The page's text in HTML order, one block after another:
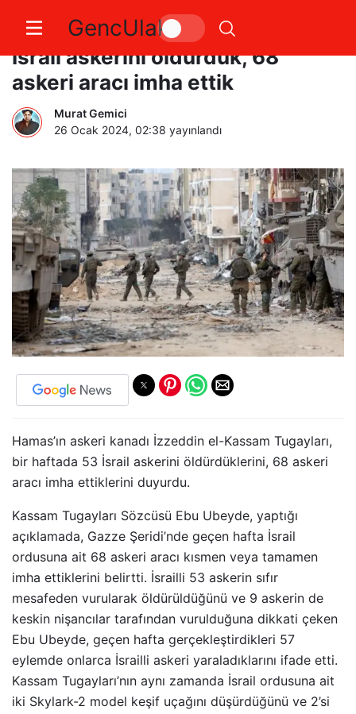
GencUlak
Kassam Tugayları: Bir haftada 53
İsrail askerini öldürdük, 68
askeri aracı imha ettik
Murat Gemici
26 Ocak 2024, 02:38 yayınlandı
Hamas’ın askeri kanadı İzzeddin el-Kassam Tugayları,
bir haftada 53 İsrail askerini öldürdüklerini, 68 askeri
aracı imha ettiklerini duyurdu.
Kassam Tugayları Sözcüsü Ebu Ubeyde, yaptığı
açıklamada, Gazze Şeridi’nde geçen hafta İsrail
ordusuna ait 68 askeri aracı kısmen veya tamamen
imha ettiklerini belirtti. İsrailli 53 askerin sıfır
mesafeden vurularak öldürüldüğünü ve 9 askerin de
keskin nişancılar tarafından vurulduğuna dikkati çeken
Ebu Ubeyde, geçen hafta gerçekleştirdikleri 57
eylemde onlarca İsrailli askeri yaraladıklarını ifade etti.
Kassam Tugayları’nın aynı zamanda İsrail ordusuna ait
iki Skylark-2 model keşif uçağını düşürdüğünü ve 2’si